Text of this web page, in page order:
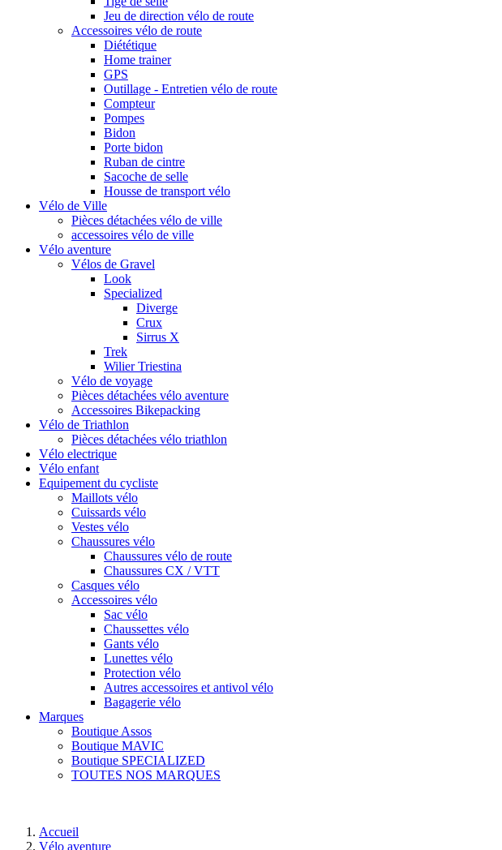
Jeu de direction vélo de route
Accessoires vélo de route
Diététique
Home trainer
GPS
Outillage - Entretien vélo de route
Compteur
Pompes
Bidon
Porte bidon
Ruban de cintre
Sacoche de selle
Housse de transport vélo
Vélo de Ville
Pièces détachées vélo de ville
accessoires vélo de ville
Vélo aventure
Vélos de Gravel
Look
Specialized
Diverge
Crux
Sirrus X
Trek
Wilier Triestina
Vélo de voyage
Pièces détachées vélo aventure
Accessoires Bikepacking
Vélo de Triathlon
Pièces détachées vélo triathlon
Vélo electrique
Vélo enfant
Equipement du cycliste
Maillots vélo
Cuissards vélo
Vestes vélo
Chaussures vélo
Chaussures vélo de route
Chaussures CX / VTT
Casques vélo
Accessoires vélo
Sac vélo
Chaussettes vélo
Gants vélo
Lunettes vélo
Protection vélo
Autres accessoires et antivol vélo
Bagagerie vélo
Marques
Boutique Assos
Boutique MAVIC
Boutique SPECIALIZED
TOUTES NOS MARQUES
Accueil
Vélo aventure